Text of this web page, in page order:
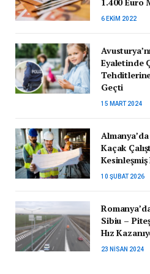
1.400 Euro
6 EKIM 2022
Eyaletinde
Geçti
15 MART 2024
Kaçak
Kesinleşmiş
10 ŞUBAT 2026
Sibiu –
Hız
23 NISAN 2024